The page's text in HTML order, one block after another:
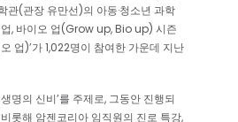
관(관장 유만선)의 아동·청소년 과학
업, 바이오 업(Grow up, Bio up) 시즌
업)’가 1,022명이 참여한 가운데 지난
명의 신비’를 주제로, 그동안 진행되
롯해 암젠코리아 임직원의 진로 특강,